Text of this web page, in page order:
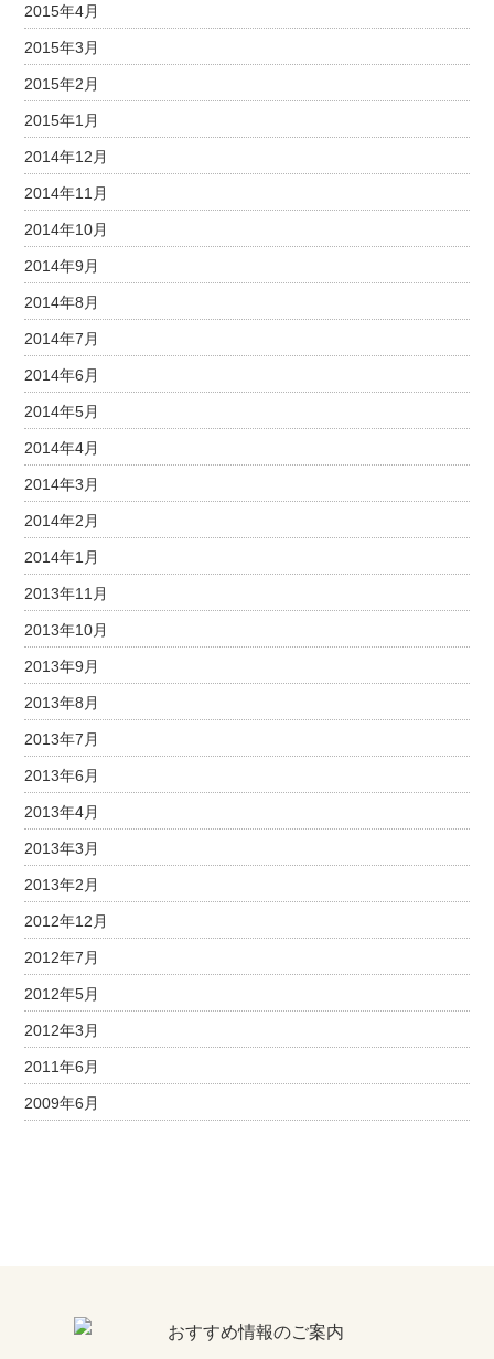
2015年4月
2015年3月
2015年2月
2015年1月
2014年12月
2014年11月
2014年10月
2014年9月
2014年8月
2014年7月
2014年6月
2014年5月
2014年4月
2014年3月
2014年2月
2014年1月
2013年11月
2013年10月
2013年9月
2013年8月
2013年7月
2013年6月
2013年4月
2013年3月
2013年2月
2012年12月
2012年7月
2012年5月
2012年3月
2011年6月
2009年6月